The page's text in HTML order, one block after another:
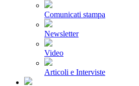
Comunicati stampa
Newsletter
Video
Articoli e Interviste